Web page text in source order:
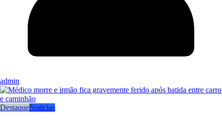
admin
DestaqueNoticias